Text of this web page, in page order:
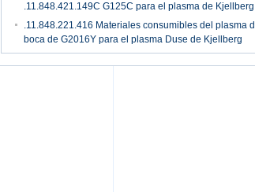
.11.848.421.149C G125C para el plasma de Kjellberg
.11.848.221.416 Materiales consumibles del plasma
boca de G2016Y para el plasma Duse de Kjellberg